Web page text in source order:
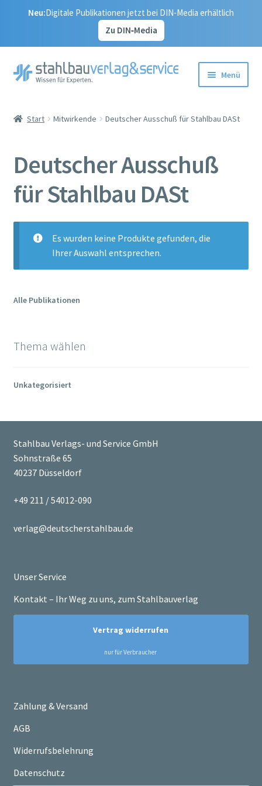
Neu:Digitale Publikationen jetzt bei DIN‑Media erhältlich
Zu DIN‑Media
Zur
Navigation
Zum
Inhalt
Menü
Alle Publikationen
Unser Service
Korrekturseiten – Aktualisierungen
Kontakt – Ihr Weg zu uns, zum Stahlbauverlag
Kasse
Zahlung & Versand
Widerrufsbelehrung
Start Mitwirkende Deutscher Ausschuß für Stahlbau DASt
Deutscher Ausschuß
für Stahlbau DASt
Es wurden keine Produkte gefunden, die
Ihrer Auswahl entsprechen.
Alle Publikationen
Thema wählen
Unkategorisiert
Stahlbau Verlags- und Service GmbH
Sohnstraße 65
40237 Düsseldorf
+49 211 / 54012-090
verlag@deutscherstahlbau.de
Unser Service
Kontakt – Ihr Weg zu uns, zum Stahlbauverlag
Zahlung & Versand
AGB
Widerrufsbelehrung
Datenschutz